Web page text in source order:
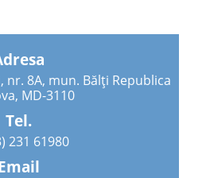
nr. 8A, mun. Bălți Republica
MD-3110
Tel.
231 61980